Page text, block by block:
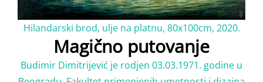
Hilandarski brod, ulje na platnu, 80x100cm, 2020.
Magično putovanje
Budimir Dimitrijević je rodjen 03.03.1971. godine u